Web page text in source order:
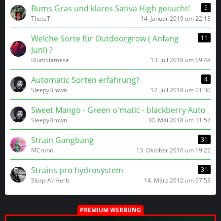
Bums Gras und klares Sativa High gesucht!
5
ThetaT
14. Januar 2019 um 22:13
Welche Sorte für Outdoorgrow ( Anfang
Juni) ?
11
BluntSiamese 13. Juli 2018 um 09:48
Automatic Sorten erfahrung?
4
SleepyBrown
12. Juli 2018 um 01:30
Sweet Mango - Green o'matic - blackberry Auto
SleepyBrown 30. Mai 2018 um 11:57
Strain Gangbang
31
MCrohn
13. Oktober 2016 um 19:22
Strains pro hydrosystem
31
Slurp-At-Herb
14. März 2012 um 07:53
PREMIUM WERBUNG